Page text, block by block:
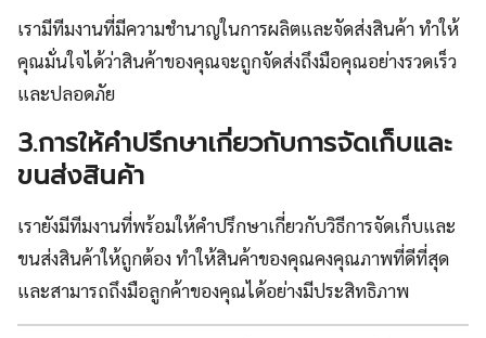
เรามีทีมงานที่มีความชำนาญในการผลิตและจัดส่งสินค้า ทำให้
คุณมั่นใจได้ว่าสินค้าของคุณจะถูกจัดส่งถึงมือคุณอย่างรวดเร็ว
และปลอดภัย
3.การให้คำปรึกษาเกี่ยวกับการจัดเก็บและ
ขนส่งสินค้า
เรายังมีทีมงานที่พร้อมให้คำปรึกษาเกี่ยวกับวิธีการจัดเก็บและ
ขนส่งสินค้าให้ถูกต้อง ทำให้สินค้าของคุณคงคุณภาพที่ดีที่สุด
และสามารถถึงมือลูกค้าของคุณได้อย่างมีประสิทธิภาพ